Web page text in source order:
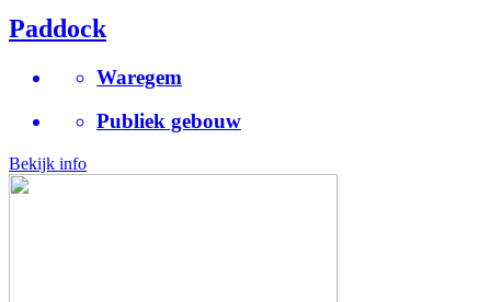
Paddock
Waregem
Publiek gebouw
Bekijk info